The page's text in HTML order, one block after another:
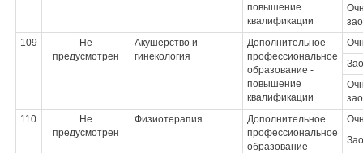
повышение
квалификации
109
Не
предусмотрен
Акушерство и
гинекология
Дополнительное
профессиональное
образование -
повышение
квалификации
110
Не
предусмотрен
Физиотерапия
Дополнительное
профессиональное
образование -